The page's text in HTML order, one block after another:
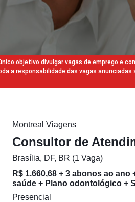
objetivo divulgar vagas de emprego e
a responsabilidade das vagas
Montreal Viagens
Consultor de
Brasília, DF, BR (1 Vaga)
R$ 1.660,68 + 3 abonos ao
saúde + Plano odontológico +
Presencial